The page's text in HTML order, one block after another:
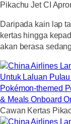
Pikachu Jet CI
Daripada kain lap
kertas hingga
akan berasa
Cawan Kertas